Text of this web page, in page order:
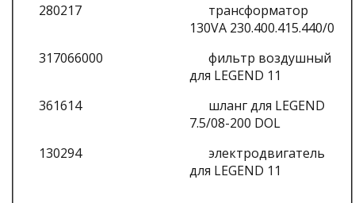
280217
трансформатор
130VA 230.400.415.440/0
317066000
фильтр воздушный
для LEGEND 11
361614
шланг для LEGEND
7.5/08-200 DOL
130294
электродвигатель
для LEGEND 11